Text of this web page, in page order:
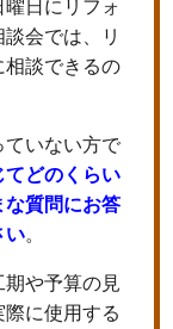
日にリフォ
会では、リ
相談できるの
ていない方で
てどのくらい
な質問にお答
い。
期や予算の見
に使用する